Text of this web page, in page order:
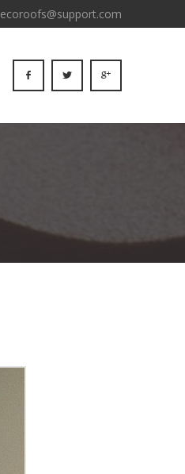
ecoroofs@support.com